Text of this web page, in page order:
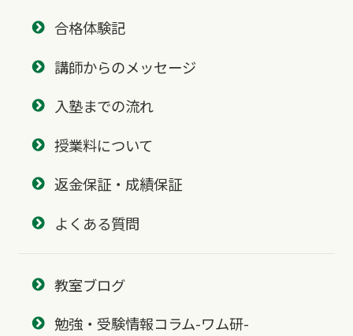
合格体験記
講師からのメッセージ
入塾までの流れ
授業料について
返金保証・成績保証
よくある質問
教室ブログ
勉強・受験情報コラム-ワム研-